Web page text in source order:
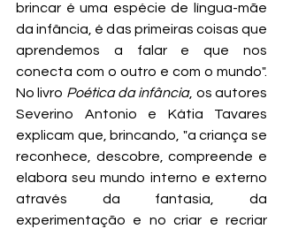
brincar é uma espécie de língua-mãe
da infância, é das primeiras coisas que
aprendemos a falar e que nos
conecta com o outro e com o mundo".
No livro Poética da infância, os autores
Severino Antonio e Kátia Tavares
explicam que, brincando, "a criança se
reconhece, descobre, compreende e
elabora seu mundo interno e externo
através da fantasia, da
experimentação e no criar e recriar